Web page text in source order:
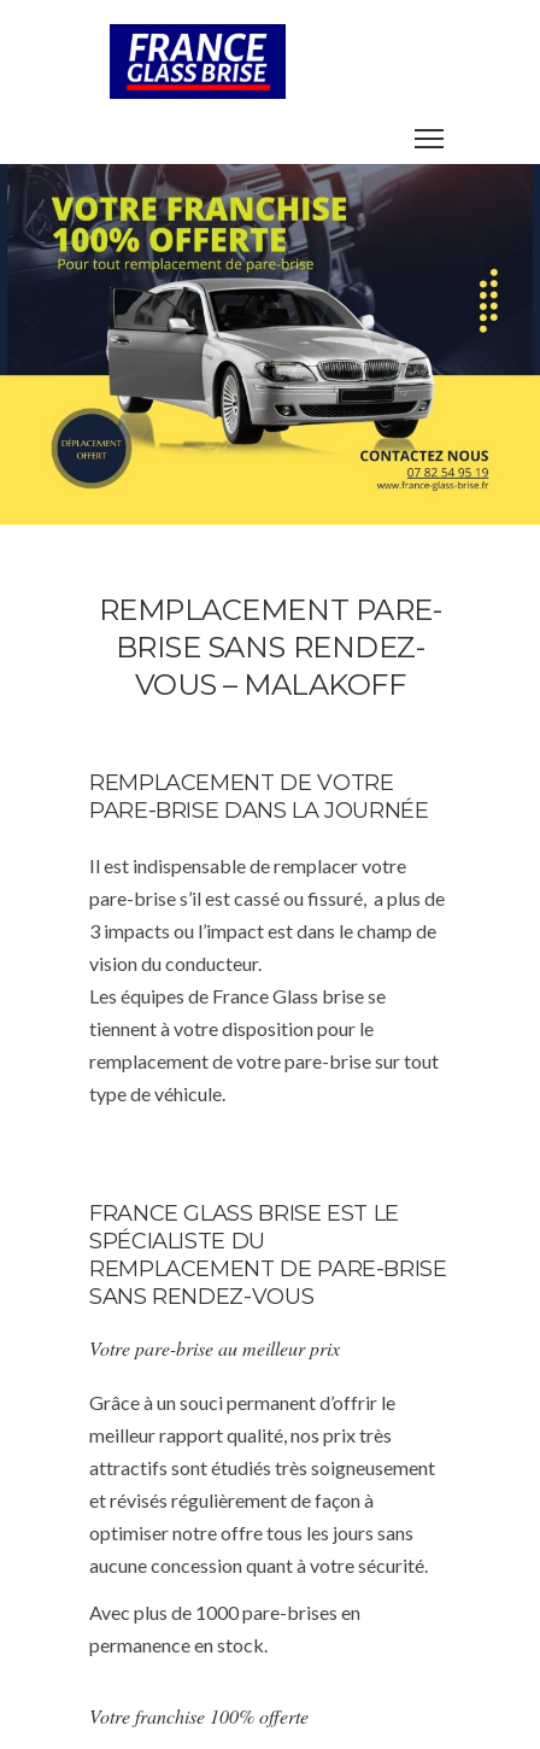
REMPLACEMENT PARE-
BRISE SANS RENDEZ-
VOUS – MALAKOFF
REMPLACEMENT DE VOTRE
PARE-BRISE DANS LA JOURNÉE
Il est indispensable de remplacer votre
pare-brise s’il est cassé ou fissuré, a plus de
3 impacts ou l’impact est dans le champ de
vision du conducteur.
Les équipes de France Glass brise se
tiennent à votre disposition pour le
remplacement de votre pare-brise sur tout
type de véhicule.
FRANCE GLASS BRISE EST LE
SPÉCIALISTE DU
REMPLACEMENT DE PARE-BRISE
SANS RENDEZ-VOUS
Votre pare-brise au meilleur prix
Grâce à un souci permanent d’offrir le
meilleur rapport qualité, nos prix très
attractifs sont étudiés très soigneusement
et révisés régulièrement de façon à
optimiser notre offre tous les jours sans
aucune concession quant à votre sécurité.
Avec plus de 1000 pare-brises en
permanence en stock.
Votre franchise 100% offerte